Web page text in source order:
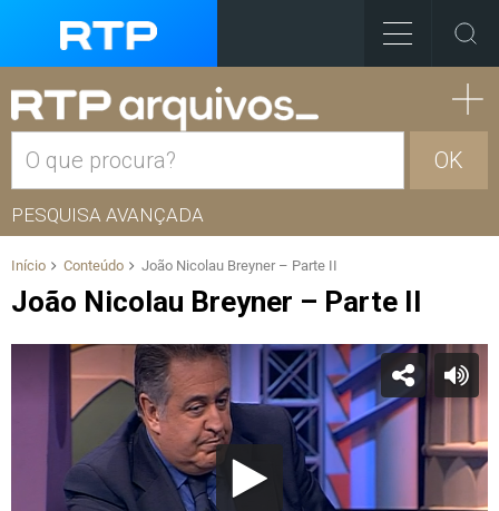
OK
PESQUISA AVANÇADA
Início Conteúdo João Nicolau Breyner – Parte II
João Nicolau Breyner – Parte II